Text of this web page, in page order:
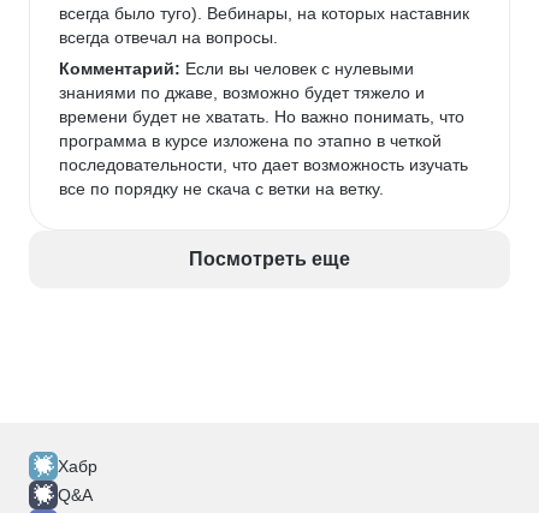
всегда было туго). Вебинары, на которых наставник
всегда отвечал на вопросы.
Комментарий: Если вы человек с нулевыми
знаниями по джаве, возможно будет тяжело и
времени будет не хватать. Но важно понимать, что
программа в курсе изложена по этапно в четкой
последовательности, что дает возможность изучать
все по порядку не скача с ветки на ветку.
Посмотреть еще
Хабр
Q&A